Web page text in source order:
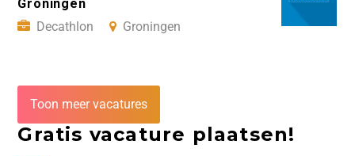
Groningen
Decathlon
Groningen
Toon meer vacatures
Gratis vacature plaatsen!